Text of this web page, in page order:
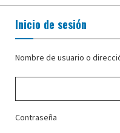
Inicio de sesión
Nombre de usuario o
Contraseña